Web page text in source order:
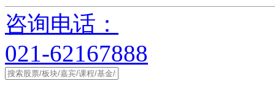
咨询电话：
021-62167888